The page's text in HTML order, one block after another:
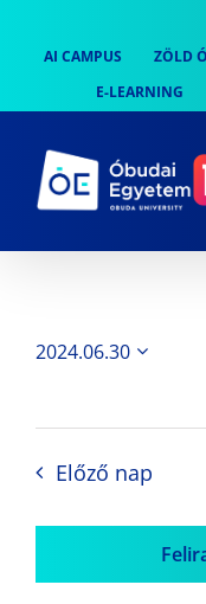
content
AI CAMPUS
ZÖLD
E-LEARNING
2024.06.30
Előző nap